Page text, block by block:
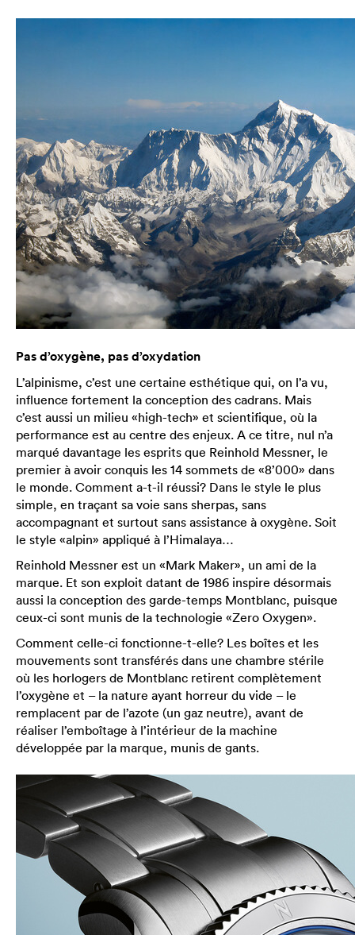
Pas d’oxygène, pas d’oxydation
L’alpinisme, c’est une certaine esthétique qui, on l’a vu,
influence fortement la conception des cadrans. Mais
c’est aussi un milieu «high-tech» et scientifique, où la
performance est au centre des enjeux. A ce titre, nul n’a
marqué davantage les esprits que Reinhold Messner, le
premier à avoir conquis les 14 sommets de «8’000» dans
le monde. Comment a-t-il réussi? Dans le style le plus
simple, en traçant sa voie sans sherpas, sans
accompagnant et surtout sans assistance à oxygène. Soit
le style «alpin» appliqué à l’Himalaya…
Reinhold Messner est un «Mark Maker», un ami de la
marque. Et son exploit datant de 1986 inspire désormais
aussi la conception des garde-temps Montblanc, puisque
ceux-ci sont munis de la technologie «Zero Oxygen».
Comment celle-ci fonctionne-t-elle? Les boîtes et les
mouvements sont transférés dans une chambre stérile
où les horlogers de Montblanc retirent complètement
l’oxygène et – la nature ayant horreur du vide – le
remplacent par de l’azote (un gaz neutre), avant de
réaliser l’emboîtage à l’intérieur de la machine
développée par la marque, munis de gants.